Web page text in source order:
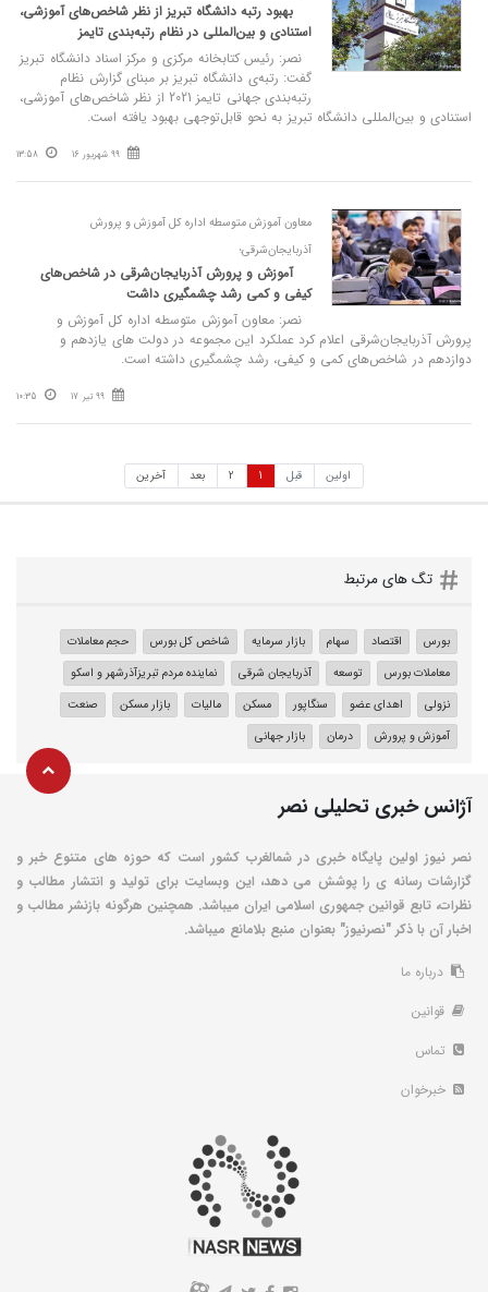
بهبود رتبه دانشگاه تبریز از نظر شاخص‌های آموزشی،
استنادی و بین‌المللی در نظام رتبه‌بندی تایمز
نصر: رئیس کتابخانه مرکزی و مرکز اسناد دانشگاه تبریز
گفت: رتبه‌ی دانشگاه تبریز بر مبنای گزارش نظام
رتبه‌بندی جهانی تایمز 2021 از نظر شاخص‌های آموزشی،
استنادی و بین‌المللی دانشگاه تبریز به نحو قابل‌توجهی بهبود یافته است.
99 شهریور 16 13:58
معاون آموزش متوسطه اداره کل آموزش و پرورش
آذربایجان‌شرقی؛
آموزش و پرورش آذربایجان‌شرقی در شاخص‌های
کیفی و کمی رشد چشمگیری داشت
نصر: معاون آموزش متوسطه اداره کل آموزش و
پرورش آذربایجان‌شرقی اعلام کرد عملکرد این مجموعه در دولت های یازدهم و
دوازدهم در شاخص‌های کمی و کیفی، رشد چشمگیری داشته است.
99 تیر 17 10:35
اولین قبل 1
2 بعد آخرین
تگ های مرتبط
بورس اقتصاد سهام بازار سرمایه شاخص کل بورس
حجم معاملات
معاملات بورس
توسعه آذربایجان شرقی
نماینده مردم تبریزآذرشهر و اسکو
نزولی
اهدای عضو سنگاپور مسکن مالیات بازار مسکن
صنعت
آموزش و پرورش
درمان بازار جهانی
آژانس خبری تحلیلی نصر
نصر نیوز اولین پایگاه خبری در شمالغرب کشور است که حوزه های متنوع خبر و
گزارشات رسانه ی را پوشش می دهد، این وبسایت برای تولید و انتشار مطالب و
نظرات، تابع قوانین جمهوری اسلامی ایران میباشد. همچنین هرگونه بازنشر مطالب و
اخبار آن با ذکر "نصرنیوز" بعنوان منبع بلامانع میباشد.
درباره ما
قوانین
تماس
خبرخوان